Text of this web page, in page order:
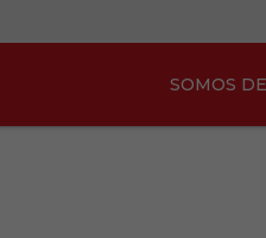
SOMOS